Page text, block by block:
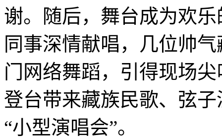
谢。随后，舞台成为欢
同事深情献唱，几位帅
门网络舞蹈，引得现场
登台带来藏族民歌、弦
“小型演唱会”。